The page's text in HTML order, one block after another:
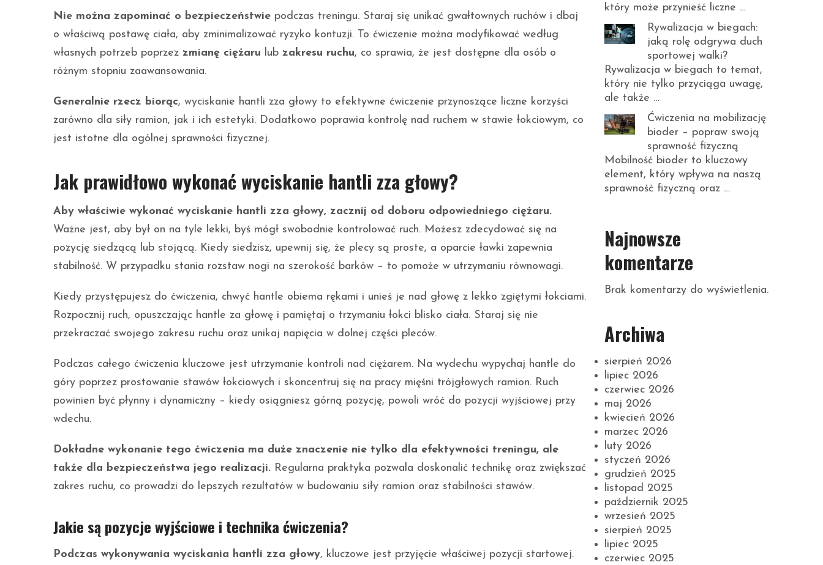
Nie można zapominać o bezpieczeństwie podczas treningu. Staraj się unikać gwałtownych ruchów i dbaj
o właściwą postawę ciała, aby zminimalizować ryzyko kontuzji. To ćwiczenie można modyfikować według
własnych potrzeb poprzez zmianę ciężaru lub zakresu ruchu, co sprawia, że jest dostępne dla osób o
różnym stopniu zaawansowania.
Generalnie rzecz biorąc, wyciskanie hantli zza głowy to efektywne ćwiczenie przynoszące liczne korzyści
zarówno dla siły ramion, jak i ich estetyki. Dodatkowo poprawia kontrolę nad ruchem w stawie łokciowym, co
jest istotne dla ogólnej sprawności fizycznej.
Jak prawidłowo wykonać wyciskanie hantli zza głowy?
Aby właściwie wykonać wyciskanie hantli zza głowy, zacznij od doboru odpowiedniego ciężaru.
Ważne jest, aby był on na tyle lekki, byś mógł swobodnie kontrolować ruch. Możesz zdecydować się na
pozycję siedzącą lub stojącą. Kiedy siedzisz, upewnij się, że plecy są proste, a oparcie ławki zapewnia
stabilność. W przypadku stania rozstaw nogi na szerokość barków – to pomoże w utrzymaniu równowagi.
Kiedy przystępujesz do ćwiczenia, chwyć hantle obiema rękami i unieś je nad głowę z lekko zgiętymi łokciami.
Rozpocznij ruch, opuszczając hantle za głowę i pamiętaj o trzymaniu łokci blisko ciała. Staraj się nie
przekraczać swojego zakresu ruchu oraz unikaj napięcia w dolnej części pleców.
Podczas całego ćwiczenia kluczowe jest utrzymanie kontroli nad ciężarem. Na wydechu wypychaj hantle do
góry poprzez prostowanie stawów łokciowych i skoncentruj się na pracy mięśni trójgłowych ramion. Ruch
powinien być płynny i dynamiczny – kiedy osiągniesz górną pozycję, powoli wróć do pozycji wyjściowej przy
wdechu.
Dokładne wykonanie tego ćwiczenia ma duże znaczenie nie tylko dla efektywności treningu, ale
także dla bezpieczeństwa jego realizacji. Regularna praktyka pozwala doskonalić technikę oraz zwiększać
zakres ruchu, co prowadzi do lepszych rezultatów w budowaniu siły ramion oraz stabilności stawów.
Jakie są pozycje wyjściowe i technika ćwiczenia?
Podczas wykonywania wyciskania hantli zza głowy, kluczowe jest przyjęcie właściwej pozycji startowej.
który może przynieść liczne …
Rywalizacja w biegach:
jaką rolę odgrywa duch
sportowej walki?
Rywalizacja w biegach to temat,
który nie tylko przyciąga uwagę,
ale także …
Ćwiczenia na mobilizację
bioder – popraw swoją
sprawność fizyczną
Mobilność bioder to kluczowy
element, który wpływa na naszą
sprawność fizyczną oraz …
Najnowsze
komentarze
Brak komentarzy do wyświetlenia.
Archiwa
sierpień 2026
lipiec 2026
czerwiec 2026
maj 2026
kwiecień 2026
marzec 2026
luty 2026
styczeń 2026
grudzień 2025
listopad 2025
październik 2025
wrzesień 2025
sierpień 2025
lipiec 2025
czerwiec 2025